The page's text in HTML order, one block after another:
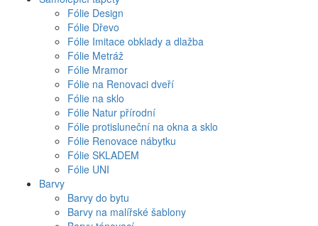
Fólie Design
Fólie Dřevo
Fólie Imitace obklady a dlažba
Fólie Metráž
Fólie Mramor
Fólie na Renovaci dveří
Fólie na sklo
Fólie Natur přírodní
Fólie protisluneční na okna a sklo
Fólie Renovace nábytku
Fólie SKLADEM
Fólie UNI
Barvy
Barvy do bytu
Barvy na malířské šablony